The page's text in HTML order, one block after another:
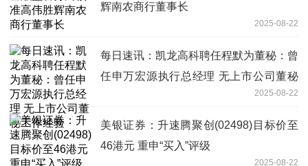
辉南农商行董事长
2025-08-22
每日速讯：凯龙高科聘任程默为董秘：曾
任申万宏源执行总经理 无上市公司董秘
2025-08-22
美银证券：升速腾聚创(02498)目标价至
46港元 重申“买入”评级
2025-08-22